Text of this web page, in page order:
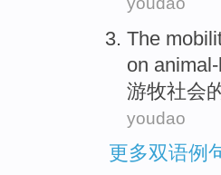
The
on
游牧社会
youdao
更多双语例